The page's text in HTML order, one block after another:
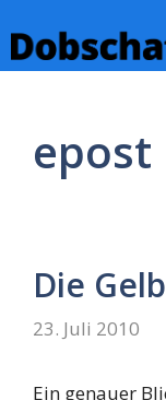
Inhalt
springen
epost
Die
23. Juli 2010
Ein genauer